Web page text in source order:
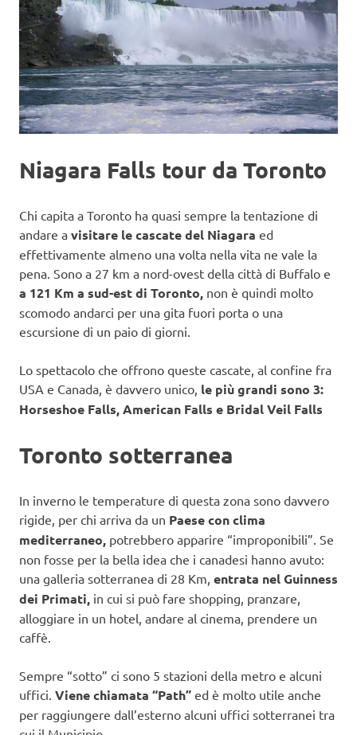
Niagara Falls tour da Toronto
Chi capita a Toronto ha quasi sempre la tentazione di
andare a visitare le cascate del Niagara ed
effettivamente almeno una volta nella vita ne vale la
pena. Sono a 27 km a nord-ovest della città di Buffalo e
a 121 Km a sud-est di Toronto, non è quindi molto
scomodo andarci per una gita fuori porta o una
escursione di un paio di giorni.
Lo spettacolo che offrono queste cascate, al confine fra
USA e Canada, è davvero unico, le più grandi sono 3:
Horseshoe Falls, American Falls e Bridal Veil Falls
Toronto sotterranea
In inverno le temperature di questa zona sono davvero
rigide, per chi arriva da un Paese con clima
mediterraneo, potrebbero apparire “improponibili”. Se
non fosse per la bella idea che i canadesi hanno avuto:
una galleria sotterranea di 28 Km, entrata nel Guinness
dei Primati, in cui si può fare shopping, pranzare,
alloggiare in un hotel, andare al cinema, prendere un
caffè.
Sempre “sotto” ci sono 5 stazioni della metro e alcuni
uffici. Viene chiamata “Path” ed è molto utile anche
per raggiungere dall’esterno alcuni uffici sotterranei tra